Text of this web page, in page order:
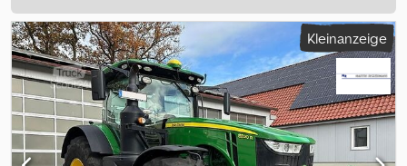
Kleinanzeige